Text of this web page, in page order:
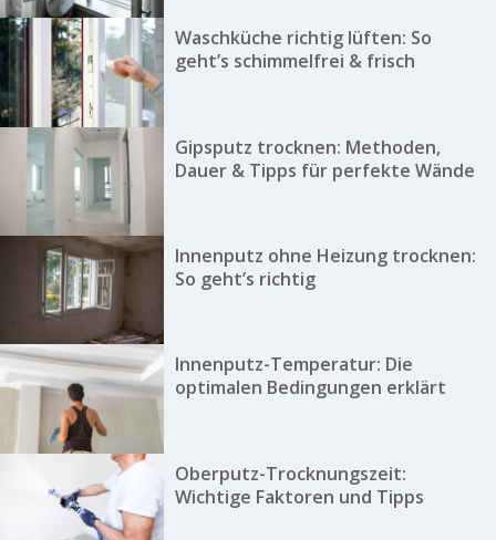
Waschküche richtig lüften: So
geht’s schimmelfrei & frisch
Gipsputz trocknen: Methoden,
Dauer & Tipps für perfekte Wände
Innenputz ohne Heizung trocknen:
So geht’s richtig
Innenputz-Temperatur: Die
optimalen Bedingungen erklärt
Oberputz-Trocknungszeit:
Wichtige Faktoren und Tipps